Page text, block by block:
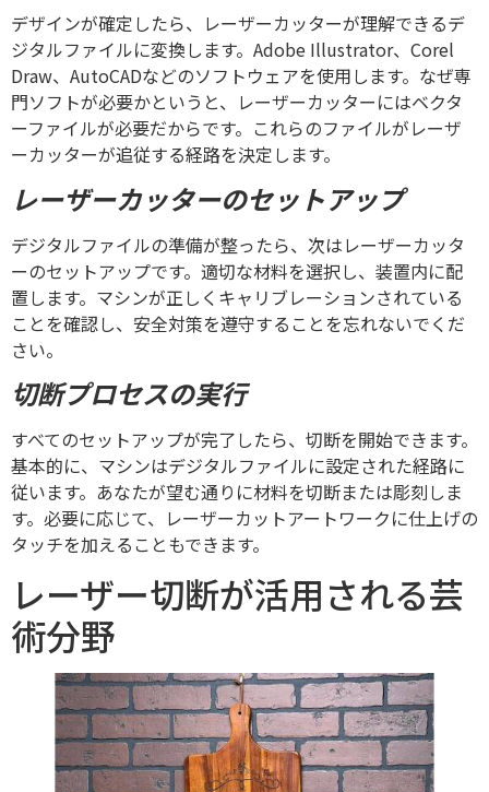
デザインが確定したら、レーザーカッターが理解できるデ
ジタルファイルに変換します。Adobe Illustrator、Corel
Draw、AutoCADなどのソフトウェアを使用します。なぜ専
門ソフトが必要かというと、レーザーカッターにはベクタ
ーファイルが必要だからです。これらのファイルがレーザ
ーカッターが追従する経路を決定します。
レーザーカッターのセットアップ
デジタルファイルの準備が整ったら、次はレーザーカッタ
ーのセットアップです。適切な材料を選択し、装置内に配
置します。マシンが正しくキャリブレーションされている
ことを確認し、安全対策を遵守することを忘れないでくだ
さい。
切断プロセスの実行
すべてのセットアップが完了したら、切断を開始できます。
基本的に、マシンはデジタルファイルに設定された経路に
従います。あなたが望む通りに材料を切断または彫刻しま
す。必要に応じて、レーザーカットアートワークに仕上げの
タッチを加えることもできます。
レーザー切断が活用される芸
術分野